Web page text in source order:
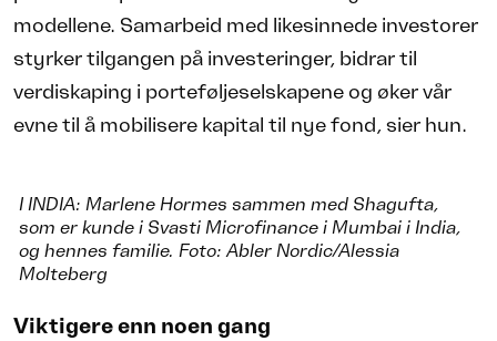
modellene. Samarbeid med likesinnede investorer
styrker tilgangen på investeringer, bidrar til
verdiskaping i porteføljeselskapene og øker vår
evne til å mobilisere kapital til nye fond, sier hun.
I INDIA: Marlene Hormes sammen med Shagufta,
som er kunde i Svasti Microfinance i Mumbai i India,
og hennes familie. Foto: Abler Nordic/Alessia
Molteberg
Viktigere enn noen gang